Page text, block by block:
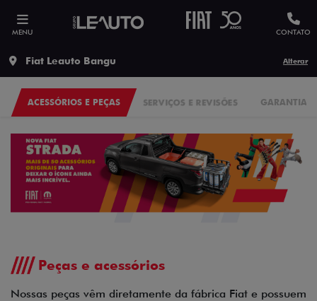
MENU CONTATO
Fiat Leauto Bangu Alterar
SERVIÇOS E REVISÕES
ACESSÓRIOS E PEÇAS GARANTIA
Peças e acessórios
Nossas peças vêm diretamente da fábrica Fiat e possuem